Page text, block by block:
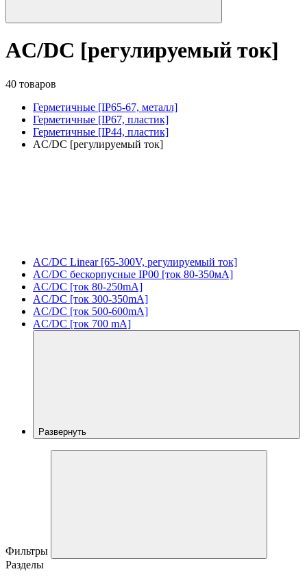
AC/DC [регулируемый ток]
40 товаров
Герметичные [IP65-67, металл]
Герметичные [IP67, пластик]
Герметичные [IP44, пластик]
AC/DC [регулируемый ток]
AC/DC Linear [65-300V, регулируемый ток]
AC/DC бескорпусные IP00 [ток 80-350мА]
AC/DC [ток 80-250mA]
AC/DC [ток 300-350mA]
AC/DC [ток 500-600mA]
AC/DC [ток 700 mA]
Развернуть
Фильтры
Разделы